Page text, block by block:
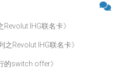
Revolut IHG联名卡》
之Revolut IHG联名卡》
的switch offer》